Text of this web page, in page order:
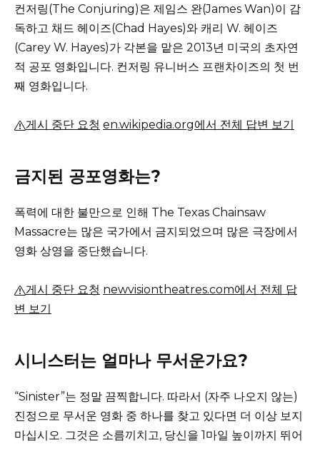
컨저링(The Conjuring)은 제임스 완(James Wan)이 감
독하고 채드 헤이즈(Chad Hayes)와 캐리 W. 헤이즈
(Carey W. Hayes)가 각본을 맡은 2013년 미국의 초자연
적 공포 영화입니다. 컨저링 유니버스 프랜차이즈의 첫 번
째 영화입니다.
게시 중단 요청 en.wikipedia.org에서 전체 답변 보기
금지된 공포영화는?
폭력에 대한 불만으로 인해 The Texas Chainsaw
Massacre는 많은 국가에서 금지되었으며 많은 극장에서
영화 상영을 중단했습니다.
게시 중단 요청 newvisiontheatres.com에서 전체 답
변 보기
시니스터는 얼마나 무서운가요?
“Sinister”는 정말 끔찍합니다. 따라서 (자주 나오지 않는)
진정으로 무서운 영화 중 하나를 찾고 있다면 더 이상 보지
마십시오. 그것은 소름끼치고, 당신을 1마일 높이까지 뛰어